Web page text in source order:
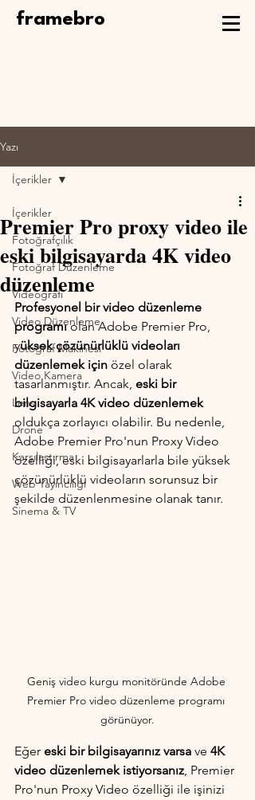
framebro
Yazı
İçerikler
Fotoğrafçılık
Fotoğraf Düzenleme
Videografi
Video Düzenleme
Fotoğraf Makinesi
Video Kamera
Lens
Drone
Karşılaştırma
Web Yayıncılığı
Sinema & TV
İçerikler
Premier Pro proxy video ile
eski bilgisayarda 4K video
düzenleme
Profesyonel bir video düzenleme
programı olan Adobe Premier Pro,
yüksek çözünürlüklü videoları
düzenlemek için özel olarak
tasarlanmıştır. Ancak, eski bir
bilgisayarla 4K video düzenlemek
oldukça zorlayıcı olabilir. Bu nedenle,
Adobe Premier Pro'nun Proxy Video
özelliği, eski bilgisayarlarla bile yüksek
çözünürlüklü videoların sorunsuz bir
şekilde düzenlenmesine olanak tanır.
Geniş video kurgu monitöründe Adobe
Premier Pro video düzenleme programı
görünüyor.
Eğer eski bir bilgisayarınız varsa ve 4K
video düzenlemek istiyorsanız, Premier
Pro'nun Proxy Video özelliği ile işinizi